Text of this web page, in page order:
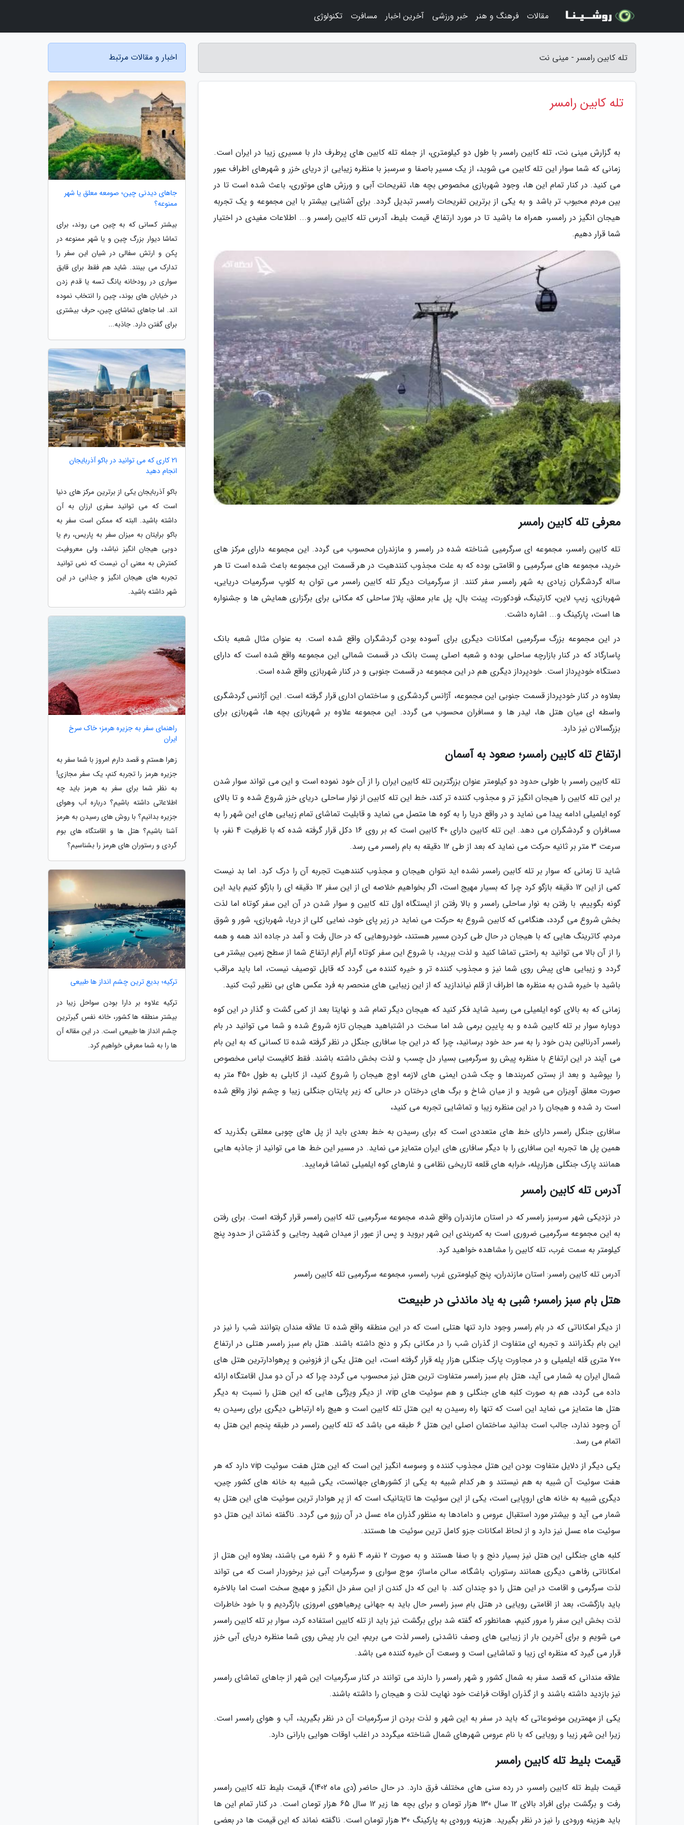
تله کابین رامسر - مینی نت
تله کابین رامسر
به گزارش مینی نت، تله کابین رامسر با طول دو کیلومتری، از جمله تله کابین های پرطرف دار با مسیری زیبا در ایران است.
زمانی که شما سوار این تله کابین می شوید، از یک مسیر باصفا و سرسبز با منظره زیبایی از دریای خزر و شهرهای اطراف عبور
می کنید. در کنار تمام این ها، وجود شهربازی مخصوص بچه ها، تفریحات آبی و ورزش های موتوری، باعث شده است تا در
بین مردم محبوب تر باشد و به یکی از برترین تفریحات رامسر تبدیل گردد. برای آشنایی بیشتر با این مجموعه و یک تجربه
هیجان انگیز در رامسر، همراه ما باشید تا در مورد ارتفاع، قیمت بلیط، آدرس تله کابین رامسر و... اطلاعات مفیدی در اختیار
شما قرار دهیم.
معرفی تله کابین رامسر
تله کابین رامسر، مجموعه ای سرگرمیی شناخته شده در رامسر و مازندران محسوب می گردد. این مجموعه دارای مرکز های
خرید، مجموعه های سرگرمیی و اقامتی بوده که به علت مجذوب کنندهیت در هر قسمت این مجموعه باعث شده است تا هر
ساله گردشگران زیادی به شهر رامسر سفر کنند. از سرگرمیات دیگر تله کابین رامسر می توان به کلوپ سرگرمیات دریایی،
شهربازی، زیپ لاین، کارتینگ، فودکورت، پینت بال، پل عابر معلق، پلاژ ساحلی که مکانی برای برگزاری همایش ها و جشنواره
ها است، پارکینگ و... اشاره داشت.
در این مجموعه بزرگ سرگرمیی امکانات دیگری برای آسوده بودن گردشگران واقع شده است. به عنوان مثال شعبه بانک
پاسارگاد که در کنار بازارچه ساحلی بوده و شعبه اصلی پست بانک در قسمت شمالی این مجموعه واقع شده است که دارای
دستگاه خودپرداز است. خودپرداز دیگری هم در این مجموعه در قسمت جنوبی و در کنار شهربازی واقع شده است.
بعلاوه در کنار خودپرداز قسمت جنوبی این مجموعه، آژانس گردشگری و ساختمان اداری قرار گرفته است. این آژانس گردشگری
واسطه ای میان هتل ها، لیدر ها و مسافران محسوب می گردد. این مجموعه علاوه بر شهربازی بچه ها، شهربازی برای
بزرگسالان نیز دارد.
ارتفاع تله کابین رامسر؛ صعود به آسمان
تله کابین رامسر با طولی حدود دو کیلومتر عنوان بزرگترین تله کابین ایران را از آن خود نموده است و این می تواند سوار شدن
بر این تله کابین را هیجان انگیز تر و مجذوب کننده تر کند، خط این تله کابین از نوار ساحلی دریای خزر شروع شده و تا بالای
کوه ایلمیلی ادامه پیدا می نماید و در واقع دریا را به کوه ها متصل می نماید و قابلیت تماشای تمام زیبایی های این شهر را به
مسافران و گردشگران می دهد. این تله کابین دارای 40 کابین است که بر روی 16 دکل قرار گرفته شده که با ظرفیت 4 نفر، با
سرعت 3 متر بر ثانیه حرکت می نماید که بعد از طی 12 دقیقه به بام رامسر می رسد.
شاید تا زمانی که سوار بر تله کابین رامسر نشده اید نتوان هیجان و مجذوب کنندهیت تجربه آن را درک کرد. اما بد نیست
کمی از این 12 دقیقه بازگو کرد چرا که بسیار مهیج است، اگر بخواهیم خلاصه ای از این سفر 12 دقیقه ای را بازگو کنیم باید این
گونه بگوییم، با رفتن به نوار ساحلی رامسر و بالا رفتن از ایستگاه اول تله کابین و سوار شدن در آن این سفر کوتاه اما لذت
بخش شروع می گردد، هنگامی که کابین شروع به حرکت می نماید در زیر پای خود، نمایی کلی از دریا، شهربازی، شور و شوق
مردم، کاترینگ هایی که با هیجان در حال طی کردن مسیر هستند، خودروهایی که در حال رفت و آمد در جاده اند همه و همه
را از آن بالا می توانید به راحتی تماشا کنید و لذت ببرید، با شروع این سفر کوتاه آرام آرام ارتفاع شما از سطح زمین بیشتر می
گردد و زیبایی های پیش روی شما نیز و مجذوب کننده تر و خیره کننده می گردد که قابل توصیف نیست، اما باید مراقب
باشید با خیره شدن به منظره ها اطراف از قلم نیاندازید که از این زیبایی های منحصر به فرد عکس های بی نظیر ثبت کنید.
زمانی که به بالای کوه ایلمیلی می رسید شاید فکر کنید که هیجان دیگر تمام شد و نهایتا بعد از کمی گشت و گذار در این کوه
دوباره سوار بر تله کابین شده و به پایین برمی شد اما سخت در اشتباهید هیجان تازه شروع شده و شما می توانید در بام
رامسر آدرنالین بدن خود را به سر حد خود برسانید، چرا که در این جا سافاری جنگل در نظر گرفته شده تا کسانی که به این بام
می آیند در این ارتفاع با منظره پیش رو سرگرمیی بسیار دل چسب و لذت بخش داشته باشند. فقط کافیست لباس مخصوص
را بپوشید و بعد از بستن کمربندها و چک شدن ایمنی های لازمه اوج هیجان را شروع کنید، از کابلی به طول 450 متر به
صورت معلق آویزان می شوید و از میان شاخ و برگ های درختان در حالی که زیر پایتان جنگلی زیبا و چشم نواز واقع شده
است رد شده و هیجان را در این منظره زیبا و تماشایی تجربه می کنید،
سافاری جنگل رامسر دارای خط های متعددی است که برای رسیدن به خط بعدی باید از پل های چوبی معلقی بگذرید که
همین پل ها تجربه این سافاری را با دیگر سافاری های ایران متمایز می نماید. در مسیر این خط ها می توانید از جاذبه هایی
همانند پارک جنگلی هزارپله، خرابه های قلعه تاریخی نظامی و غارهای کوه ایلمیلی تماشا فرمایید.
آدرس تله کابین رامسر
در نزدیکی شهر سرسبز رامسر که در استان مازندران واقع شده، مجموعه سرگرمیی تله کابین رامسر قرار گرفته است. برای رفتن
به این مجموعه سرگرمیی ضروری است به کمربندی این شهر بروید و پس از عبور از میدان شهید رجایی و گذشتن از حدود پنج
کیلومتر به سمت غرب، تله کابین را مشاهده خواهید کرد.
آدرس تله کابین رامسر: استان مازندران، پنج کیلومتری غرب رامسر، مجموعه سرگرمیی تله کابین رامسر
هتل بام سبز رامسر؛ شبی به یاد ماندنی در طبیعت
از دیگر امکاناتی که در بام رامسر وجود دارد تنها هتلی است که در این منطقه واقع شده تا علاقه مندان بتوانند شب را نیز در
این بام بگذرانند و تجربه ای متفاوت از گذران شب را در مکانی بکر و دنج داشته باشند. هتل بام سبز رامسر هتلی در ارتفاع
700 متری قله ایلمیلی و در مجاورت پارک جنگلی هزار پله قرار گرفته است، این هتل یکی از فزونین و پرهوادارترین هتل های
شمال ایران به شمار می آید، هتل بام سبز رامسر متفاوت ترین هتل نیز محسوب می گردد چرا که در آن دو مدل اقامتگاه ارائه
داده می گردد، هم به صورت کلبه های جنگلی و هم سوئیت های vip، از دیگر ویژگی هایی که این هتل را نسبت به دیگر
هتل ها متمایز می نماید این است که تنها راه رسیدن به این هتل تله کابین است و هیچ راه ارتباطی دیگری برای رسیدن به
آن وجود ندارد، جالب است بدانید ساختمان اصلی این هتل 6 طبقه می باشد که تله کابین رامسر در طبقه پنجم این هتل به
اتمام می رسد.
یکی دیگر از دلایل متفاوت بودن این هتل مجذوب کننده و وسوسه انگیز این است که این هتل هفت سوئیت vip دارد که هر
هفت سوئیت آن شبیه به هم نیستند و هر کدام شبیه به یکی از کشورهای جهانست، یکی شبیه به خانه های کشور چین،
دیگری شبیه به خانه های اروپایی است، یکی از این سوئیت ها تایتانیک است که از پر هوادار ترین سوئیت های این هتل به
شمار می آید و بیشتر مورد استقبال عروس و دامادها به منظور گذران ماه عسل در آن رزرو می گردد. ناگفته نماند این هتل دو
سوئیت ماه عسل نیز دارد و از لحاظ امکانات جزو کامل ترین سوئیت ها هستند.
کلبه های جنگلی این هتل نیز بسیار دنج و با صفا هستند و به صورت 2 نفره، 4 نفره و 6 نفره می باشند، بعلاوه این هتل از
امکاناتی رفاهی دیگری همانند رستوران، باشگاه، سالن ماساژ، موج سواری و سرگرمیات آبی نیز برخوردار است که می تواند
لذت سرگرمی و اقامت در این هتل را دو چندان کند. با این که دل کندن از این سفر دل انگیز و مهیج سخت است اما بالاخره
باید بازگشت، بعد از اقامتی رویایی در هتل بام سبز رامسر حال باید به جهانی پرهیاهوی امروزی بازگردیم و با خود خاطرات
لذت بخش این سفر را مرور کنیم، همانطور که گفته شد برای برگشت نیز باید از تله کابین استفاده کرد، سوار بر تله کابین رامسر
می شویم و برای آخرین بار از زیبایی های وصف ناشدنی رامسر لذت می بریم، این بار پیش روی شما منظره دریای آبی خزر
قرار می گیرد که منظره ای زیبا و تماشایی است و وسعت آن خیره کننده می باشد.
علاقه مندانی که قصد سفر به شمال کشور و شهر رامسر را دارند می توانند در کنار سرگرمیات این شهر از جاهای تماشای رامسر
نیز بازدید داشته باشند و از گذران اوقات فراغت خود نهایت لذت و هیجان را داشته باشند.
یکی از مهمترین موضوعاتی که باید در سفر به این شهر و لذت بردن از سرگرمیات آن در نظر بگیرید، آب و هوای رامسر است.
زیرا این شهر زیبا و رویایی که با نام عروس شهرهای شمال شناخته میگردد در اغلب اوقات هوایی بارانی دارد.
قیمت بلیط تله کابین رامسر
قیمت بلیط تله کابین رامسر، در رده سنی های مختلف فرق دارد. در حال حاضر (دی ماه 1402)، قیمت بلیط تله کابین رامسر
رفت و برگشت برای افراد بالای 12 سال 130 هزار تومان و برای بچه ها زیر 12 سال 65 هزار تومان است. در کنار تمام این ها
باید هزینه ورودی را نیز در نظر بگیرید. هزینه ورودی به پارکینگ 30 هزار تومان است. ناگفته نماند که این قیمت ها در بعضی
اخبار و مقالات مرتبط
جاهای دیدنی چین؛ صومعه معلق یا شهر
ممنوعه؟
بیشتر کسانی که به چین می روند، برای
تماشا دیوار بزرگ چین و یا شهر ممنوعه در
پکن و ارتش سفالی در شیان این سفر را
تدارک می بینند. شاید هم فقط برای قایق
سواری در رودخانه یانگ تسه یا قدم زدن
در خیابان های بوند، چین را انتخاب نموده
اند. اما جاهای تماشای چین، حرف بیشتری
برای گفتن دارد. جاذبه...
21 کاری که می توانید در باکو آذربایجان
انجام دهید
باکو آذربایجان یکی از برترین مرکز های دنیا
است که می توانید سفری ارزان به آن
داشته باشید. البته که ممکن است سفر به
باکو برایتان به میزان سفر به پاریس، رم یا
دوبی هیجان انگیز نباشد، ولی معروفیت
کمترش به معنی آن نیست که نمی توانید
تجربه های هیجان انگیز و جذابی در این
شهر داشته باشید.
راهنمای سفر به جزیره هرمز؛ خاک سرخ
ایران
زهرا هستم و قصد دارم امروز با شما سفر به
جزیره هرمز را تجربه کنم، یک سفر مجازی!
به نظر شما برای سفر به هرمز باید چه
اطلاعاتی داشته باشیم؟ درباره آب وهوای
جزیره بدانیم؟ با روش های رسیدن به هرمز
آشنا باشیم؟ هتل ها و اقامتگاه های بوم
گردی و رستوران های هرمز را بشناسیم؟
ترکیه؛ بدیع ترین چشم انداز ها طبیعی
ترکیه علاوه بر دارا بودن سواحل زیبا در
بیشتر منطقه ها کشور، خانه نفس گیرترین
چشم انداز ها طبیعی است. در این مقاله آن
ها را به شما معرفی خواهیم کرد.
مقالات فرهنگ و هنر خبر ورزشی آخرین اخبار مسافرت تکنولوژی